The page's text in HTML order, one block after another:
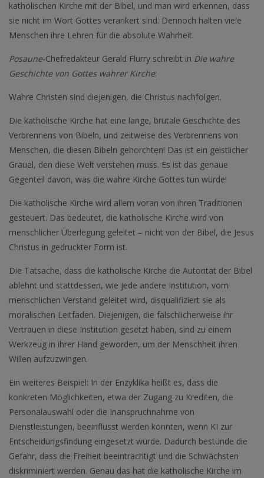
katholischen Kirche mit der Bibel, und man wird erkennen, dass
sie nicht im Wort Gottes verankert sind. Dennoch halten viele
Menschen ihre Lehren für die absolute Wahrheit.
Posaune-Chefredakteur Gerald Flurry schreibt in Die wahre
Geschichte von Gottes wahrer Kirche:
Wahre Christen sind diejenigen, die Christus nachfolgen.
Die katholische Kirche hat eine lange, brutale Geschichte des
Verbrennens von Bibeln, und zeitweise des Verbrennens von
Menschen, die diesen Bibeln gehorchten! Das ist ein geistlicher
Gräuel, den diese Welt verstehen muss. Es ist das genaue
Gegenteil davon, was die wahre Kirche Gottes tun würde!
Die katholische Kirche wird allem voran von ihren Traditionen
gesteuert. Das bedeutet, die katholische Kirche wird von
menschlicher Überlegung geleitet – nicht von der Bibel, die Jesus
Christus in gedruckter Form ist.
Die Tatsache, dass die katholische Kirche die Autorität der Bibel
ablehnt und stattdessen, wie jede andere Institution, vom
menschlichen Verstand geleitet wird, disqualifiziert sie als
moralischen Leitfaden. Diejenigen, die fälschlicherweise ihr
Vertrauen in diese Institution gesetzt haben, sind zu einem
Werkzeug in ihrer Hand geworden, um der Menschheit ihren
Willen aufzuzwingen.
Ein weiteres Beispiel: In der Enzyklika heißt es, dass die
konkreten Möglichkeiten, etwa der Zugang zu Krediten, die
Personalauswahl oder die Inanspruchnahme von
Dienstleistungen, beeinflusst werden könnten, wenn KI zur
Entscheidungsfindung eingesetzt würde. Dadurch bestünde die
Gefahr, dass die Freiheit beeinträchtigt und die Schwächsten
diskriminiert werden. Genau das hat die katholische Kirche im